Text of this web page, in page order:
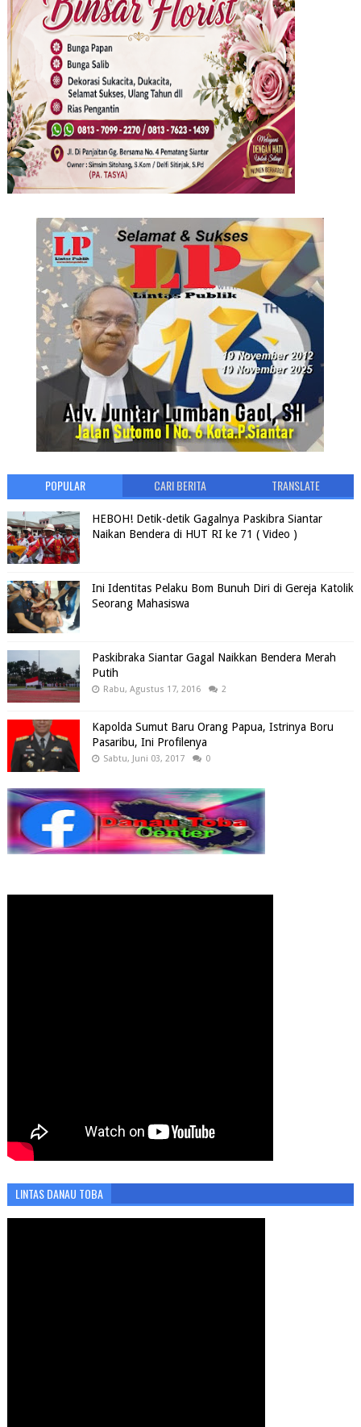
POPULAR CARI BERITA TRANSLATE
HEBOH! Detik-detik Gagalnya Paskibra Siantar
Naikan Bendera di HUT RI ke 71 ( Video )
Ini Identitas Pelaku Bom Bunuh Diri di Gereja Katolik
Seorang Mahasiswa
Paskibraka Siantar Gagal Naikkan Bendera Merah
Putih
Rabu, Agustus 17, 2016 2
Kapolda Sumut Baru Orang Papua, Istrinya Boru
Pasaribu, Ini Profilenya
Sabtu, Juni 03, 2017 0
LINTAS DANAU TOBA